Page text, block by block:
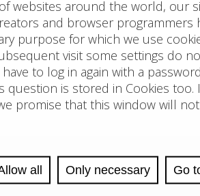
Nabízíme k pronájmu obchodní
hypermarketu Albert na adrese
každodenní návštěvností díky
zákazníků po celý den. Jednotka se
v
v Třinci